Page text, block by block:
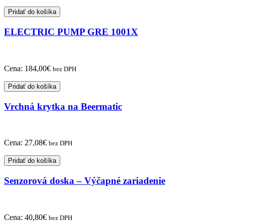
Pridať do košíka
ELECTRIC PUMP GRE 1001X
Cena: 184,00€ bez DPH
Pridať do košíka
Vrchná krytka na Beermatic
Cena: 27,08€ bez DPH
Pridať do košíka
Senzorová doska – Výčapné zariadenie
Cena: 40,80€ bez DPH